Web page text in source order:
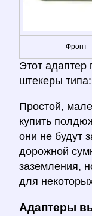
Фронт
Этот адаптер
штекеры
Простой,
купить
они не будут
дорожной
заземления,
для
Адаптеры